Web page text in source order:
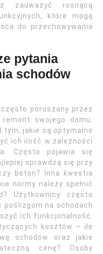
zauważyć rosnącą
które mogą
do przechowywania
pytania
schodów
poruszany przez
swojego domu.
tym, jakie są optymalne
ich ilość w zależności
Często pojawia się
sprawdzą się przy
beton? Inna kwestia
normy należy spełnić
Użytkownicy często
na schodach
ich funkcjonalność.
kosztów – ile
schodów oraz jakie
cenę? Osoby